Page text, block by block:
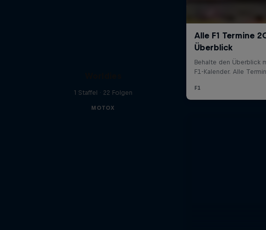
1 Staffel · 22 Folgen
MOTOX